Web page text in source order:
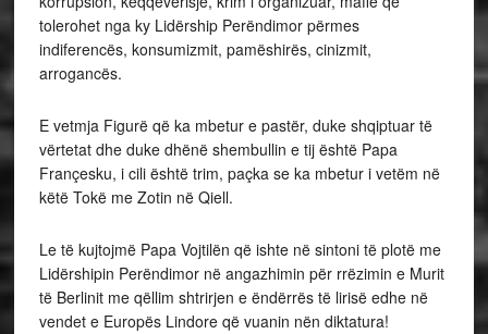
tolerohet nga ky Lidërship Perëndimor përmes
indiferencës, konsumizmit, pamëshirës, cinizmit,
arrogancës.
E vetmja Figurë që ka mbetur e pastër, duke shqiptuar të
vërtetat dhe duke dhënë shembullin e tij është Papa
Françesku, i cili është trim, paçka se ka mbetur i vetëm në
këtë Tokë me Zotin në Qiell.
Le të kujtojmë Papa Vojtilën që ishte në sintoni të plotë me
Lidërshipin Perëndimor në angazhimin për rrëzimin e Murit
të Berlinit me qëllim shtrirjen e ëndërrës të lirisë edhe në
vendet e Europës Lindore që vuanin nën diktatura!